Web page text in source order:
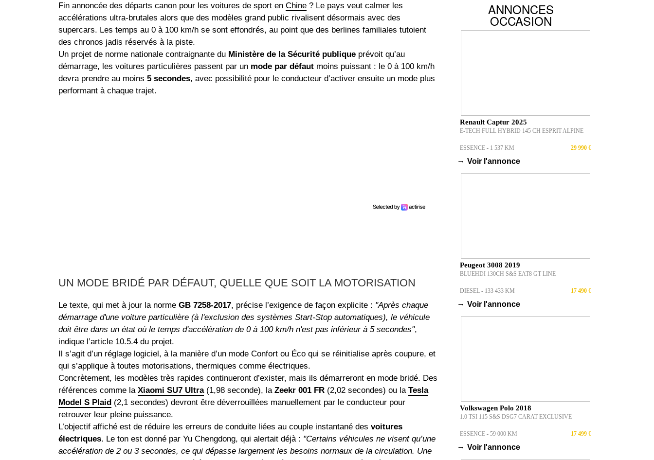
Fin annoncée des départs canon pour les voitures de sport en Chine? Le pays veut calmer les
accélérations ultra-brutales alors que des modèles grand public rivalisent désormais avec des
supercars. Les temps au 0 à 100 km/h se sont effondrés, au point que des berlines familiales tutoient
des chronos jadis réservés à la piste.
Un projet de norme nationale contraignante du Ministère de la Sécurité publiqueprévoit qu’au
démarrage, les voitures particulières passent par un mode par défautmoins puissant : le 0 à 100 km/h
devra prendre au moins 5 secondes, avec possibilité pour le conducteur d’activer ensuite un mode plus
performant à chaque trajet.
UN MODE BRIDÉ PAR DÉFAUT, QUELLE QUE SOIT LA MOTORISATION
Le texte, qui met à jour la norme GB 7258-2017, précise l’exigence de façon explicite : "Après chaque
démarrage d'une voiture particulière (à l'exclusion des systèmes Start-Stop automatiques), le véhicule
doit être dans un état où le temps d'accélération de 0 à 100 km/h n'est pas inférieur à 5 secondes",
indique l’article 10.5.4 du projet.
Il s’agit d’un réglage logiciel, à la manière d’un mode Confort ou Éco qui se réinitialise après coupure, et
qui s’applique à toutes motorisations, thermiques comme électriques.
Concrètement, les modèles très rapides continueront d’exister, mais ils démarreront en mode bridé. Des
références comme la Xiaomi SU7 Ultra(1,98 seconde), la Zeekr 001 FR(2,02 secondes) ou la Tesla
Model S Plaid(2,1 secondes) devront être déverrouillées manuellement par le conducteur pour
retrouver leur pleine puissance.
L’objectif affiché est de réduire les erreurs de conduite liées au couple instantané des voitures
électriques. Le ton est donné par Yu Chengdong, qui alertait déjà : "Certains véhicules ne visent qu’une
accélération de 2 ou 3 secondes, ce qui dépasse largement les besoins normaux de la circulation. Une
ANNONCES
OCCASION
Renault Captur 2025
E-TECH FULL HYBRID 145 CH ESPRIT ALPINE
ESSENCE - 1 537 KM 29 990 €
→ Voir l'annonce
Peugeot 3008 2019
BLUEHDI 130CH S&S EAT8 GT LINE
DIESEL - 133 433 KM 17 490 €
→ Voir l'annonce
Volkswagen Polo 2018
1.0 TSI 115 S&S DSG7 CARAT EXCLUSIVE
ESSENCE - 59 000 KM 17 499 €
→ Voir l'annonce